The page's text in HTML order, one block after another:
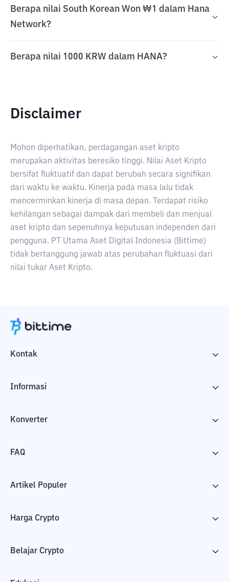
Berapa nilai South Korean Won ₩1 dalam Hana
Network?
Berapa nilai 1000 KRW dalam HANA?
Disclaimer
Mohon diperhatikan, perdagangan aset kripto
merupakan aktivitas beresiko tinggi. Nilai Aset Kripto
bersifat fluktuatif dan dapat berubah secara signifikan
dari waktu ke waktu. Kinerja pada masa lalu tidak
mencerminkan kinerja di masa depan. Terdapat risiko
kehilangan sebagai dampak dari membeli dan menjual
aset kripto dan sepenuhnya keputusan independen dari
pengguna. PT Utama Aset Digital Indonesia (Bittime)
tidak bertanggung jawab atas perubahan fluktuasi dari
nilai tukar Aset Kripto.
Kontak
Informasi
Konverter
FAQ
Artikel Populer
Harga Crypto
Belajar Crypto